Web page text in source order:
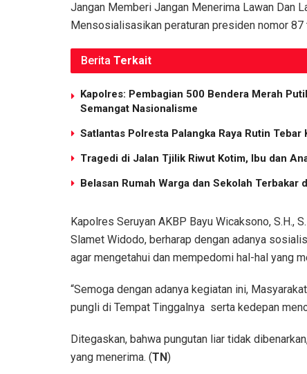
Jangan Memberi Jangan Menerima Lawan Dan
Mensosialisasikan peraturan presiden nomor
Berita Terkait
Kapolres: Pembagian 500 Bendera Merah
Semangat Nasionalisme
Satlantas Polresta Palangka Raya Rutin
Tragedi di Jalan Tjilik Riwut Kotim, Ibu dan
Belasan Rumah Warga dan Sekolah Terbakar
Kapolres Seruyan AKBP Bayu Wicaksono, S.H.,
Slamet Widodo, berharap dengan adanya
agar mengetahui dan mempedomi hal-hal yang
“Semoga dengan adanya kegiatan ini,
pungli di Tempat Tinggalnya serta kedepan
Ditegaskan, bahwa pungutan liar tidak
yang menerima. (TN)